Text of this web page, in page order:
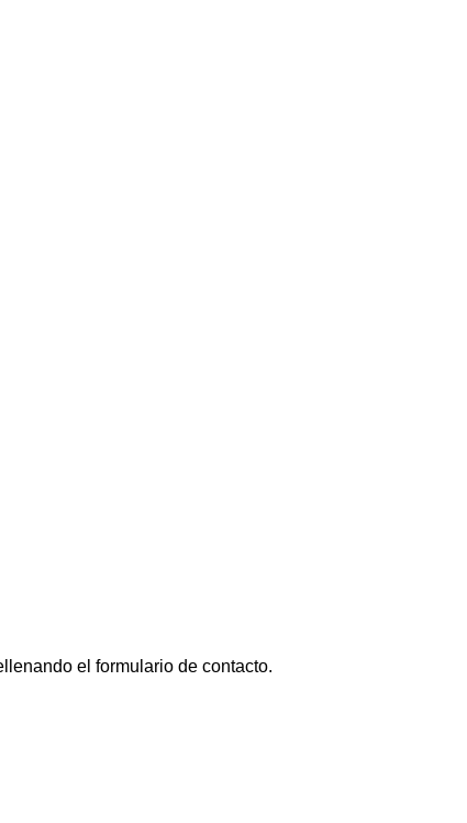
el formulario de contacto.